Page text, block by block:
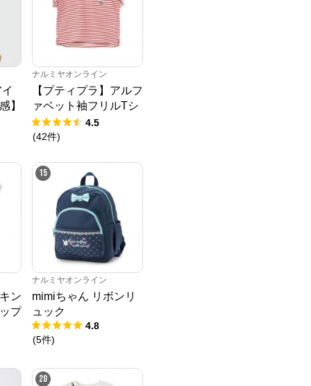
】
ナルミヤオンライン
【プティプラ】アルフ
ァベット袖フリルTシ
ャツ
4.5
(42件)
ン
プ
15
ナルミヤオンライン
mimiちゃん リボンリ
ュック
4.8
(5件)
20